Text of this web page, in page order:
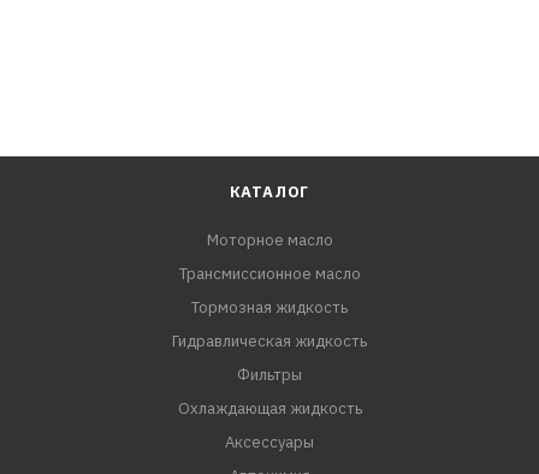
КАТАЛОГ
Моторное масло
Трансмиссионное масло
Тормозная жидкость
Гидравлическая жидкость
Фильтры
Охлаждающая жидкость
Аксессуары